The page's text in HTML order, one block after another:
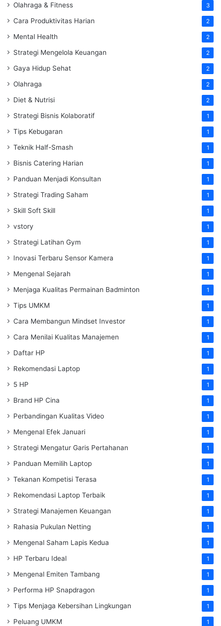
Olahraga & Fitness 3
Cara Produktivitas Harian 2
Mental Health 2
Strategi Mengelola Keuangan 2
Gaya Hidup Sehat 2
Olahraga 2
Diet & Nutrisi 2
Strategi Bisnis Kolaboratif 1
Tips Kebugaran 1
Teknik Half-Smash 1
Bisnis Catering Harian 1
Panduan Menjadi Konsultan 1
Strategi Trading Saham 1
Skill Soft Skill 1
vstory 1
Strategi Latihan Gym 1
Inovasi Terbaru Sensor Kamera 1
Mengenal Sejarah 1
Menjaga Kualitas Permainan Badminton 1
Tips UMKM 1
Cara Membangun Mindset Investor 1
Cara Menilai Kualitas Manajemen 1
Daftar HP 1
Rekomendasi Laptop 1
5 HP 1
Brand HP Cina 1
Perbandingan Kualitas Video 1
Mengenal Efek Januari 1
Strategi Mengatur Garis Pertahanan 1
Panduan Memilih Laptop 1
Tekanan Kompetisi Terasa 1
Rekomendasi Laptop Terbaik 1
Strategi Manajemen Keuangan 1
Rahasia Pukulan Netting 1
Mengenal Saham Lapis Kedua 1
HP Terbaru Ideal 1
Mengenal Emiten Tambang 1
Performa HP Snapdragon 1
Tips Menjaga Kebersihan Lingkungan 1
Peluang UMKM 1